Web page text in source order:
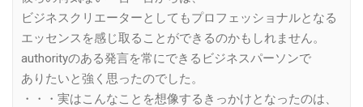
ビジネスクリエーターとしてもプロフェッショナルとなる
エッセンスを感じ取ることができるのかもしれません。
authorityのある発言を常にできるビジネスパーソンで
ありたいと強く思ったのでした。
・・・実はこんなことを想像するきっかけとなったのは、